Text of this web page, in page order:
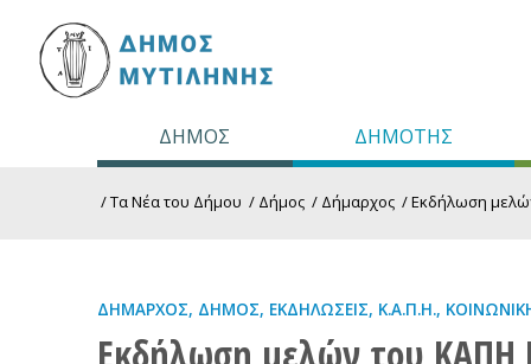
ΔΗΜΟΣ ΔΗΜΟΤΗΣ
/Τα Νέα του Δήμου / Δήμος / Δήμαρχος /Εκδήλωση
ΔΉΜΑΡΧΟΣ, ΔΉΜΟΣ, ΕΚΔΗΛΏΣΕΙΣ, Κ.Α.Π.Η.,